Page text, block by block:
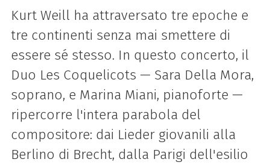
Kurt Weill ha attraversato tre epoche e
tre continenti senza mai smettere di
essere sé stesso. In questo concerto, il
Duo Les Coquelicots — Sara Della Mora,
soprano, e Marina Miani, pianoforte —
ripercorre l'intera parabola del
compositore: dai Lieder giovanili alla
Berlino di Brecht, dalla Parigi dell'esilio